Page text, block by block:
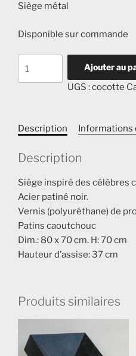
Siège métal
Disponible sur commande
Ajouter au
UGS :cocotte
Description
Description
Siège inspiré des célèbres
Acier patiné noir.
Vernis (polyuréthane) de
Patins caoutchouc
Dim.: 80 x 70 cm. H: 70 cm
Hauteur d’assise: 37 cm
Produits similaires